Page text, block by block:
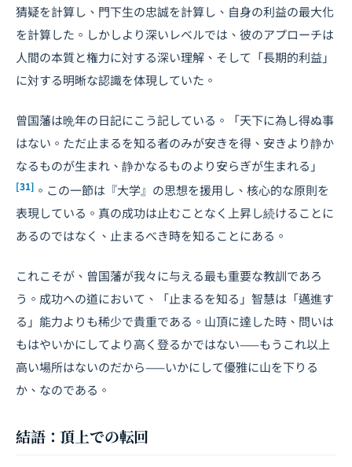
猜疑を計算し、門下生の忠誠を計算し、自身の利益の最大化
を計算した。しかしより深いレベルでは、彼のアプローチは
人間の本質と権力に対する深い理解、そして「長期的利益」
に対する明晰な認識を体現していた。
曾国藩は晩年の日記にこう記している。「天下に為し得ぬ事
はない。ただ止まるを知る者のみが安きを得、安きより静か
なるものが生まれ、静かなるものより安らぎが生まれる」
[31] 。この一節は『大学』の思想を援用し、核心的な原則を
表現している。真の成功は止むことなく上昇し続けることに
あるのではなく、止まるべき時を知ることにある。
これこそが、曾国藩が我々に与える最も重要な教訓であろ
う。成功への道において、「止まるを知る」智慧は「邁進す
る」能力よりも稀少で貴重である。山頂に達した時、問いは
もはやいかにしてより高く登るかではない——もうこれ以上
高い場所はないのだから——いかにして優雅に山を下りる
か、なのである。
結語：頂上での転回